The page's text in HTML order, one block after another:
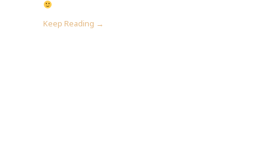
Keep Reading →